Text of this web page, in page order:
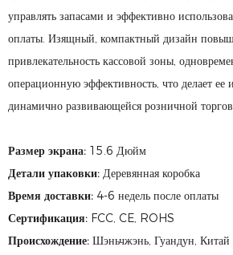
управлять запасами и эффективно
оплаты. Изящный, компактный дизайн
привлекательность кассовой зоны,
операционную эффективность, что делает ее
динамично развивающейся розничной
Размер экрана: 15.6 Дюйм
Детали упаковки: Деревянная коробка
Время доставки: 4-6 недель после оплаты
Сертификация: FCC, CE, ROHS
Происхождение: Шэньчжэнь, Гуандун, Китай